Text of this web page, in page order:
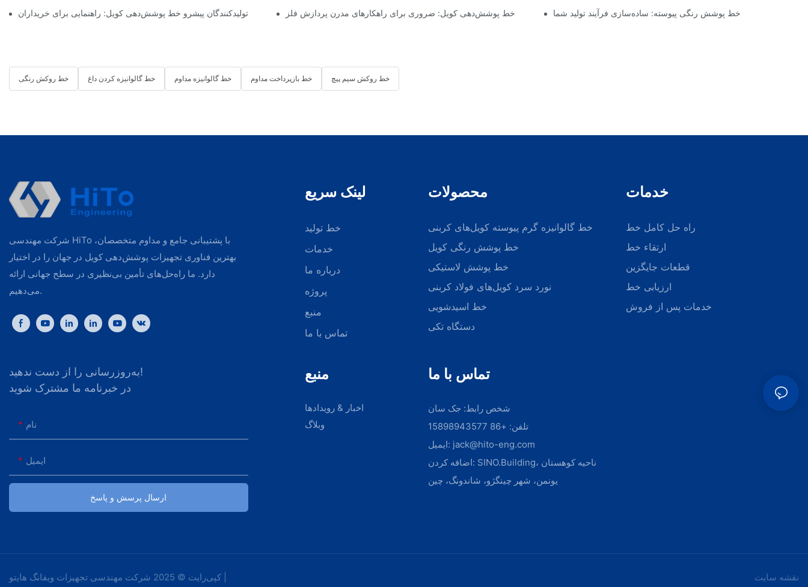
تولیدکنندگان پیشرو خط پوشش‌دهی کویل: راهنمایی برای خریداران خط پوشش‌دهی کویل: ضروری برای راهکارهای مدرن پردازش فلز خط پوشش رنگی پیوسته: ساده‌سازی فرآیند تولید شما
خط روکش رنگی خط گالوانیزه کردن داغ خط گالوانیزه مداوم خط بازپرداخت مداوم خط روکش سیم پیچ
شرکت مهندسی HiTo با پشتیبانی جامع و مداوم متخصصان،
بهترین فناوری تجهیزات پوشش‌دهی کویل در جهان را در اختیار
دارد. ما راه‌حل‌های تأمین بی‌نظیری در سطح جهانی ارائه
می‌دهیم.
لینک سریع
خط تولید
خدمات
درباره ما
پروژه
منبع
تماس با ما
محصولات
خط گالوانیزه گرم پیوسته کویل‌های کربنی
خط پوشش رنگی کویل
خط پوشش لاستیکی
نورد سرد کویل‌های فولاد کربنی
خط اسیدشویی
دستگاه تکی
خدمات
راه حل کامل خط
ارتقاء خط
قطعات جایگزین
ارزیابی خط
خدمات پس از فروش
به‌روزرسانی را از دست ندهید!
در خبرنامه ما مشترک شوید
نام
ایمیل
ارسال پرسش و پاسخ
منبع
اخبار & رویدادها
وبلاگ
تماس با ما
شخص رابط: جک سان
تلفن: +86 15898943577
ایمیل: jack@hito-eng.com
اضافه کردن: SINO.Building، ناحیه کوهستان
یونمن، شهر چینگژو، شاندونگ، چین
نقشه سایت